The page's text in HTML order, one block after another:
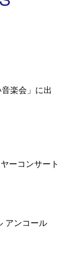
楽会」に出
ーコンサート
アンコール